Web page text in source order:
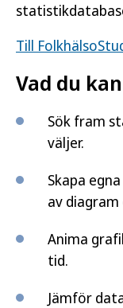
Till
Vad du
Sök fram
väljer.
Skapa
av
Anima
tid.
Jämför